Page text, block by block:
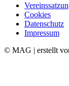
Cookies
Datenschutz
Impressum
© MAG | erstellt